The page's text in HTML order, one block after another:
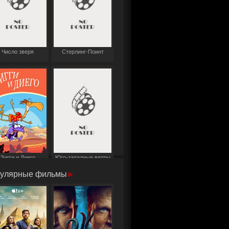
Число зверя Стерлинг-Поинт
Зигги и Диего Юго-западные ветры
фильмы